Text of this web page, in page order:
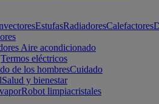
EstufasRadiadoresCalefactores
Aire acondicionado
Termos eléctricos
de los hombresCuidado
Salud y bienestar
Robot limpiacristales